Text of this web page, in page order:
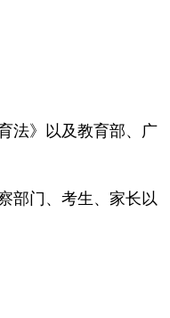
法》以及教育部、广
部门、考生、家长以